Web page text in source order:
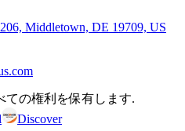
Middletown, DE 19709, US
ての権利を保有します.
Discover